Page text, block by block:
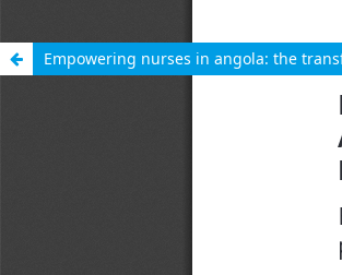
Empowering nurses in angola: the